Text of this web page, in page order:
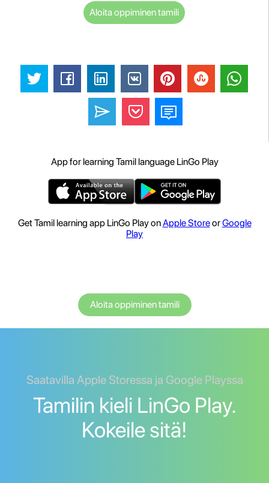
Aloita oppiminen tamili
App for learning Tamil language LinGo Play
Get Tamil learning app LinGo Play onApple StoreorGoogle
Play
Aloita oppiminen tamili
Saatavilla Apple Storessa ja Google Playssa
Tamilin kieli LinGo Play.
Kokeile sitä!